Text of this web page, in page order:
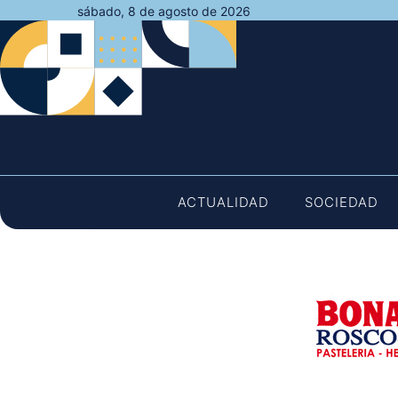
al
contenido
sábado, 8 de agosto de 2026
ACTUALIDAD SOCIEDAD